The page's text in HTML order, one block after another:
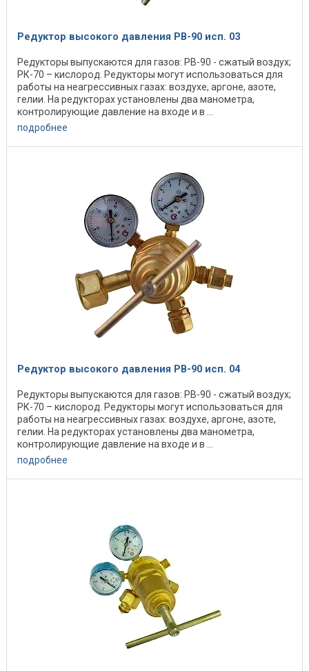
Редуктор высокого давления РВ-90 исп. 03
Редукторы выпускаются для газов: РВ-90 - сжатый воздух;
РК-70 – кислород. Редукторы могут использоваться для
работы на неагрессивных газах: воздухе, аргоне, азоте,
гелии. На редукторах установлены два манометра,
контролирующие давление на входе и в ...
подробнее
Редуктор высокого давления РВ-90 исп. 04
Редукторы выпускаются для газов: РВ-90 - сжатый воздух;
РК-70 – кислород. Редукторы могут использоваться для
работы на неагрессивных газах: воздухе, аргоне, азоте,
гелии. На редукторах установлены два манометра,
контролирующие давление на входе и в ...
подробнее